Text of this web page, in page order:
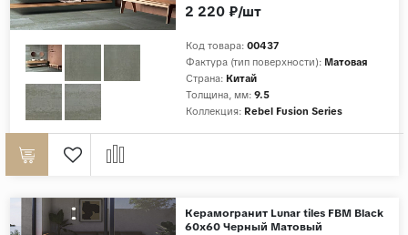
Код товара: 00437
Фактура (тип поверхности): Матовая
Страна: Китай
Толщина, мм: 9.5
Коллекция: Rebel Fusion Series
2 220 ₽/шт
Керамогранит Lunar tiles FBM Black
60x60 Черный Матовый